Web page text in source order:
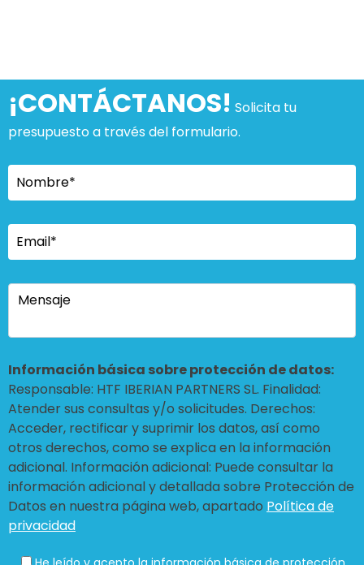
¡CONTÁCTANOS! Solicita tu
presupuesto a través del formulario.
Información básica sobre protección de datos:
Responsable: HTF IBERIAN PARTNERS SL. Finalidad:
Atender sus consultas y/o solicitudes. Derechos:
Acceder, rectificar y suprimir los datos, así como
otros derechos, como se explica en la información
adicional. Información adicional: Puede consultar la
información adicional y detallada sobre Protección de
Datos en nuestra página web, apartado Política de
privacidad